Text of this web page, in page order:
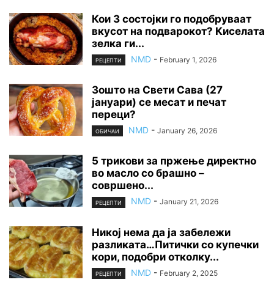
Кои 3 состојки го подобруваат
вкусот на подварокот? Киселата
зелка ги...
РЕЦЕПТИ NMD - February 1, 2026
Зошто на Свети Сава (27
јануари) се месат и печат
переци?
ОБИЧАИ NMD - January 26, 2026
5 трикови за пржење директно
во масло со брашно –
совршено...
РЕЦЕПТИ NMD - January 21, 2026
Никој нема да ја забележи
разликата…Питички со купечки
кори, подобри отколку...
РЕЦЕПТИ NMD - February 2, 2025